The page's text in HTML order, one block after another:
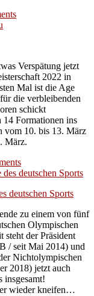
Verspätung jetzt
2022 in
Mal ist die Age
die verbleibenden
schickt
14 Formationen ins
vom 10. bis 13. März
März.
deutschen Sports
zu einem von fünf
Olympischen
der Präsident
/ seit Mai 2014) und
Nichtolympischen
2018) jetzt auch
insgesamt!
wieder kneifen…